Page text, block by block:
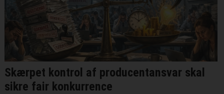
Skærpet kontrol af producentansvar skal
sikre fair konkurrence